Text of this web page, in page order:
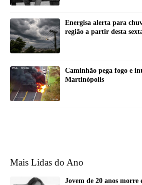
Energisa alerta para
região a partir desta
Caminhão pega fogo e
Martinópolis
Mais Lidas do Ano
Jovem de 20 anos morre